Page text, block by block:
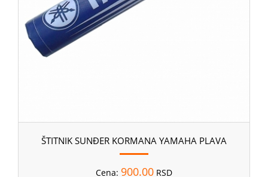
ŠTITNIK SUNĐER KORMANA YAMAHA PLAVA
Cena: 900.00 RSD